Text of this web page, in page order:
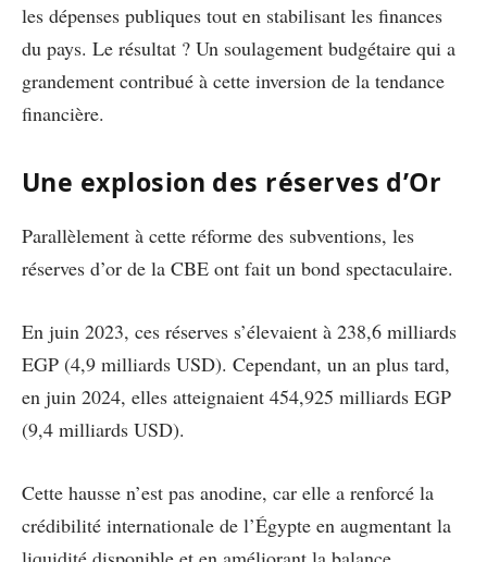
les dépenses publiques tout en stabilisant les finances
du pays. Le résultat ? Un soulagement budgétaire qui a
grandement contribué à cette inversion de la tendance
financière.
Une explosion des réserves d’Or
Parallèlement à cette réforme des subventions, les
réserves d’or de la CBE ont fait un bond spectaculaire.
En juin 2023, ces réserves s’élevaient à 238,6 milliards
EGP (4,9 milliards USD). Cependant, un an plus tard,
en juin 2024, elles atteignaient 454,925 milliards EGP
(9,4 milliards USD).
Cette hausse n’est pas anodine, car elle a renforcé la
crédibilité internationale de l’Égypte en augmentant la